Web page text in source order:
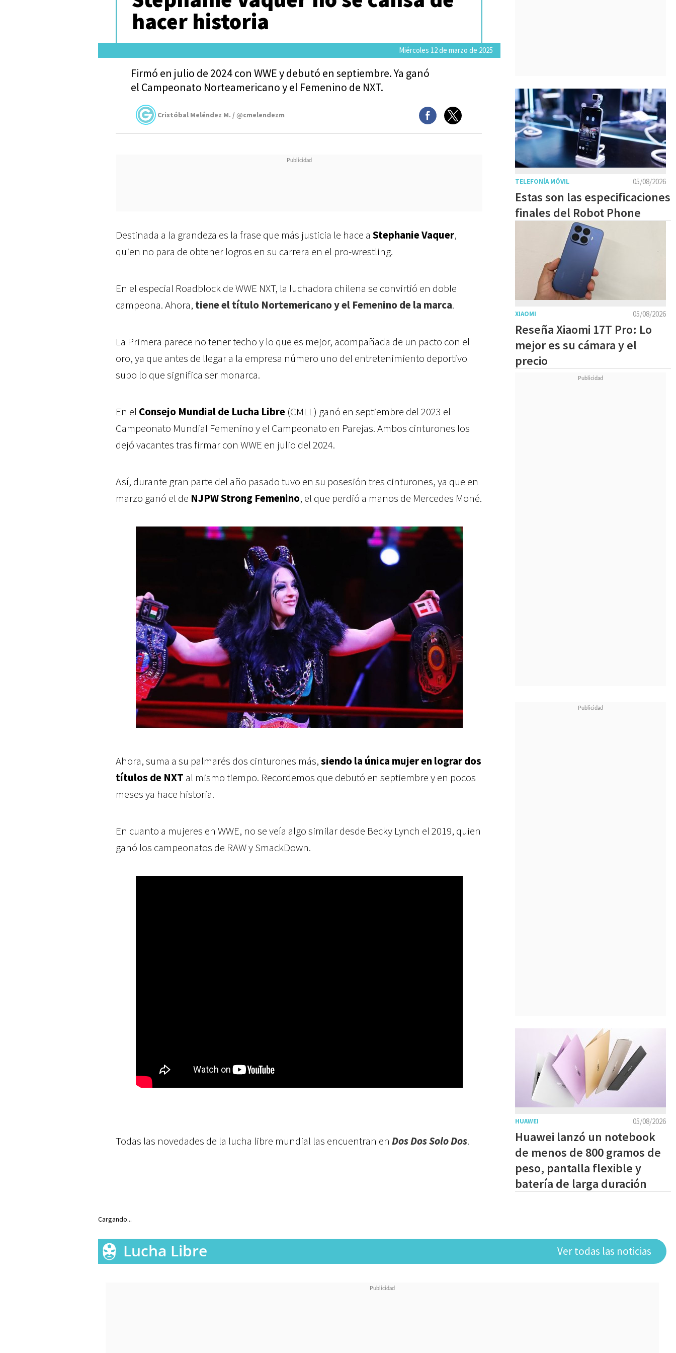
hacer historia
Miércoles 12 de marzo de 2025
Firmó en julio de 2024 con WWE y debutó en septiembre. Ya ganó
el Campeonato Norteamericano y el Femenino de NXT.
Cristóbal Meléndez M. / @cmelendezm
Destinada a la grandeza es la frase que más justicia le hace a Stephanie Vaquer,
quien no para de obtener logros en su carrera en el pro-wrestling.
En el especial Roadblock de WWE NXT, la luchadora chilena se convirtió en doble
campeona. Ahora, tiene el título Nortemericano y el Femenino de la marca.
La Primera parece no tener techo y lo que es mejor, acompañada de un pacto con el
oro, ya que antes de llegar a la empresa número uno del entretenimiento deportivo
supo lo que significa ser monarca.
En el Consejo Mundial de Lucha Libre (CMLL) ganó en septiembre del 2023 el
Campeonato Mundial Femenino y el Campeonato en Parejas. Ambos cinturones los
dejó vacantes tras firmar con WWE en julio del 2024.
Así, durante gran parte del año pasado tuvo en su posesión tres cinturones, ya que en
marzo ganó el de NJPW Strong Femenino, el que perdió a manos de Mercedes Moné.
Ahora, suma a su palmarés dos cinturones más,siendo la única mujer en lograr dos
títulos de NXT al mismo tiempo. Recordemos que debutó en septiembre y en pocos
meses ya hace historia.
En cuanto a mujeres en WWE, no se veía algo similar desde Becky Lynch el 2019, quien
ganó los campeonatos de RAW y SmackDown.
Todas las novedades de la lucha libre mundial las encuentran en Dos Dos Solo Dos.
05/08/2026
TELEFONÍA MÓVIL
Estas son las especificaciones
finales del Robot Phone
05/08/2026
XIAOMI
Reseña Xiaomi 17T Pro: Lo
mejor es su cámara y el
precio
05/08/2026
HUAWEI
Huawei lanzó un notebook
de menos de 800 gramos de
peso, pantalla flexible y
batería de larga duración
Cargando...
Ver todas las noticias
Lucha Libre